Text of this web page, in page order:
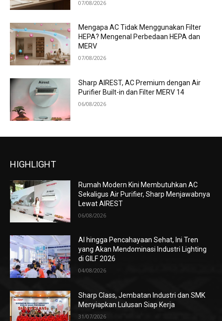
07/08/2026
Mengapa AC Tidak Menggunakan Filter
HEPA? Mengenal Perbedaan HEPA dan
MERV
07/08/2026
Sharp AIREST, AC Premium dengan Air
Purifier Built-in dan Filter MERV 14
06/08/2026
HIGHLIGHT
Rumah Modern Kini Membutuhkan AC
Sekaligus Air Purifier, Sharp Menjawabnya
Lewat AIREST
06/08/2026
AI hingga Pencahayaan Sehat, Ini Tren
yang Akan Mendominasi Industri Lighting
di GILF 2026
04/08/2026
Sharp Class, Jembatan Industri dan SMK
Menyiapkan Lulusan Siap Kerja
31/07/2026